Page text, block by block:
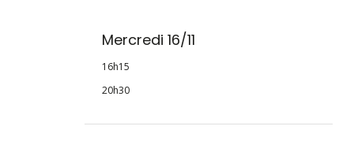
Mercredi 16/11
16h15
20h30